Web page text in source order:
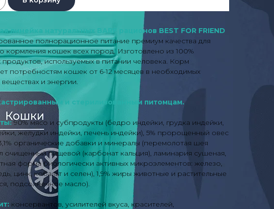
линейка натуральных BARF рационов BEST FOR FRIEND
полнорационное питание премиум качества для
кормления кошек всех пород. Изготовлено из 100%
продуктов, используемых в питании человека. Корм
потребностям кошек от 6-12 месяцев в необходимых
и энергии.
и стерилизованным питомцам.
90% мясо и субпродукты (бедро индейки, грудка индейки,
желудки индейки, печень индейки), 5% пророщенный овес
органические добавки и минералы (перемолотая шея
очищенный пищевой (карбонат кальция), ламинария сушеная,
форма биологически активных микроэлементов: железо,
цинк, кобальт и селен), 1,9% жиры животные и растительные
подсолнечное масло).
консервантов, усилителей вкуса, красителей,